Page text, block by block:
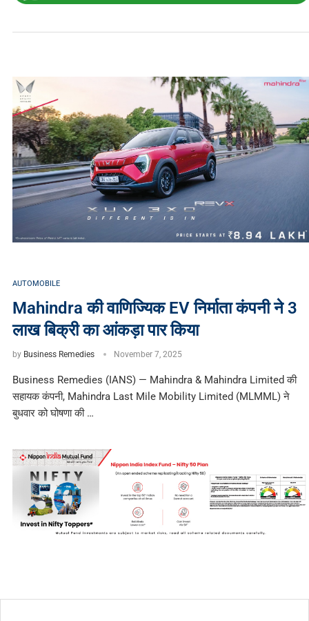
AUTOMOBILE
Mahindra की वाणिज्यिक EV निर्माता कंपनी ने 3
लाख बिक्री का आंकड़ा पार किया
by Business Remedies November 7, 2025
Business Remedies (IANS) — Mahindra & Mahindra Limited की
सहायक कंपनी, Mahindra Last Mile Mobility Limited (MLMML) ने
बुधवार को घोषणा की …